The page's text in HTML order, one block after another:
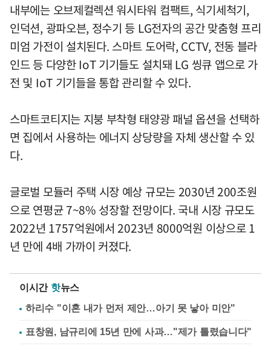
내부에는 오브제컬렉션 워시타워 컴팩트, 식기세척기,
인덕션, 광파오븐, 정수기 등 LG전자의 공간 맞춤형 프리
미엄 가전이 설치된다. 스마트 도어락, CCTV, 전동 블라
인드 등 다양한 IoT 기기들도 설치돼 LG 씽큐 앱으로 가
전 및 IoT 기기들을 통합 관리할 수 있다.
스마트코티지는 지붕 부착형 태양광 패널 옵션을 선택하
면 집에서 사용하는 에너지 상당량을 자체 생산할 수 있
다.
글로벌 모듈러 주택 시장 예상 규모는 2030년 200조원
으로 연평균 7~8% 성장할 전망이다. 국내 시장 규모도
2022년 1757억원에서 2023년 8000억원 이상으로 1
년 만에 4배 가까이 커졌다.
이시간 핫뉴스
하리수 "이혼 내가 먼저 제안…아기 못 낳아 미안"
표창원, 남규리에 15년 만에 사과…"제가 틀렸습니다"